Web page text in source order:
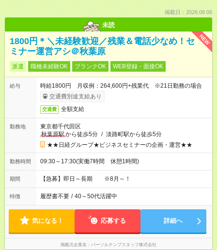
掲載日：2026.08.06
未読
NEW
1800円＊＼未経験歓迎／残業＆電話少なめ！セ
ミナー運営アシ＠秋葉原
派遣 職種未経験OK ブランクOK WEB登録・面接OK
給与
時給1800円 月収例：264,600円+残業代 ※21日勤務の場合
交通費別途支給あり
交通費 全額支給
勤務地
東京都千代田区
秋葉原駅から徒歩5分 / 淡路町駅から徒歩5分
★★日経グループ★ビジネスセミナーの企画・運営★★
勤務時間 09:30～17:30(実働7時間 休憩1時間)
期間 【急募】即日～長期 ※8月～！
特徴 履歴書不要 / 40～50代活躍中
気になる！ 応募する 詳細へ
掲載元企業名 パーソルテンプスタッフ株式会社